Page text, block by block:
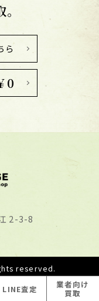
ら
0
2-3-8
reserved.
LINE査定 業者向け
買取